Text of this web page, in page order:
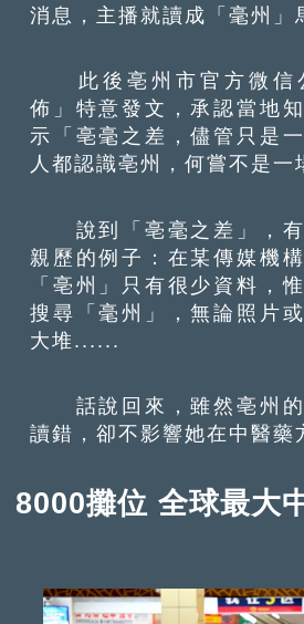
消息，主播就讀成「毫州」
此後亳州市官方微信
佈」特意發文，承認當地
示「亳毫之差，儘管只是
人都認識亳州，何嘗不是一
說到「亳毫之差」，有
親歷的例子：在某傳媒機
「亳州」只有很少資料，
搜尋「毫州」，無論照片
大堆......
話說回來，雖然亳州的
讀錯，卻不影響她在中醫藥
8000攤位 全球最大